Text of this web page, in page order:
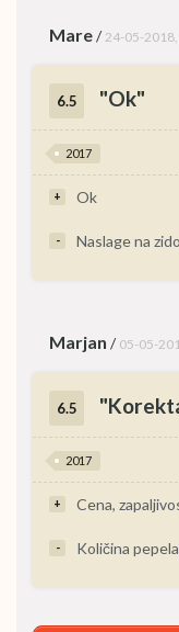
Mare/ 24-05-
6.5 "Ok"
2017
+ Ok
- Naslage na
Marjan / 05-05-
6.5
2017
+ Cena,
- Količina